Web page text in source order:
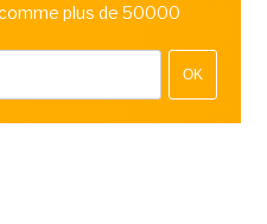
plus de 50000
OK